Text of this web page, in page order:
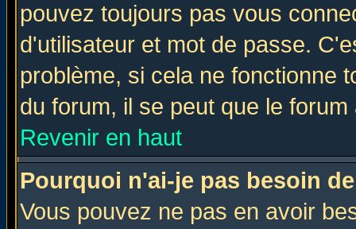
pouvez toujours pas vous
d'utilisateur et mot de passe.
problème, si cela ne fonctionne
du forum, il se peut que le
Revenir en haut
Pourquoi n'ai-je pas besoin
Vous pouvez ne pas en avoir